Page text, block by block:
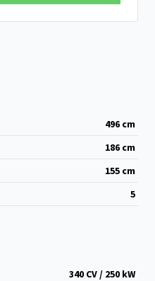
496 cm
186 cm
155 cm
5
340 CV / 250 kW